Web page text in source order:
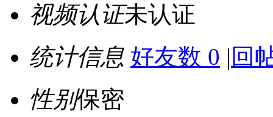
视频认证未认证
统计信息 好友数 0 | 回
性别保密